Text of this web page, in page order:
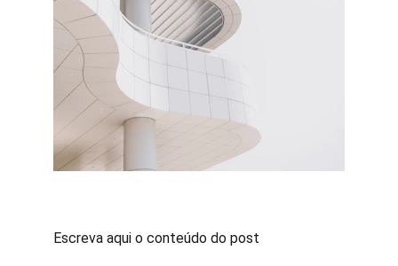
Escreva aqui o conteúdo do post